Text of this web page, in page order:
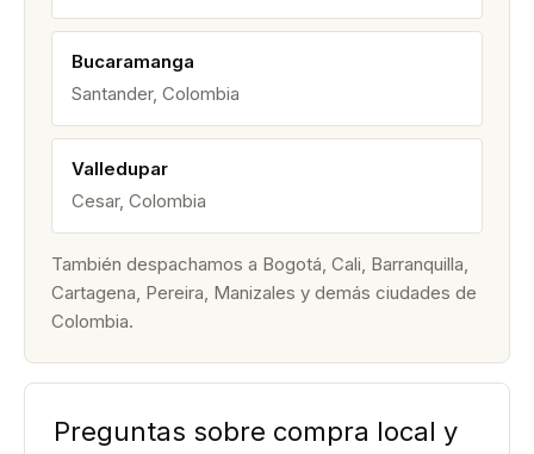
Bucaramanga
Santander, Colombia
Valledupar
Cesar, Colombia
También despachamos a Bogotá, Cali, Barranquilla,
Cartagena, Pereira, Manizales y demás ciudades de
Colombia.
Preguntas sobre compra local y